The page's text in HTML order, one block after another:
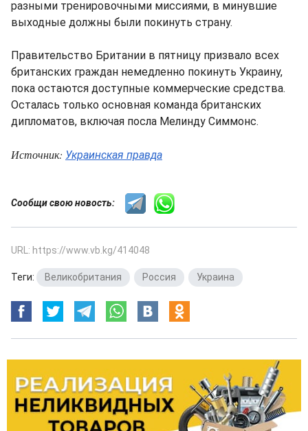
разными тренировочными миссиями, в минувшие
выходные должны были покинуть страну.
Правительство Британии в пятницу призвало всех
британских граждан немедленно покинуть Украину,
пока остаются доступные коммерческие средства.
Осталась только основная команда британских
дипломатов, включая посла Мелинду Симмонс.
Источник: Украинская правда
Сообщи свою новость:
URL: https://www.vb.kg/414048
Теги: Великобритания Россия Украина